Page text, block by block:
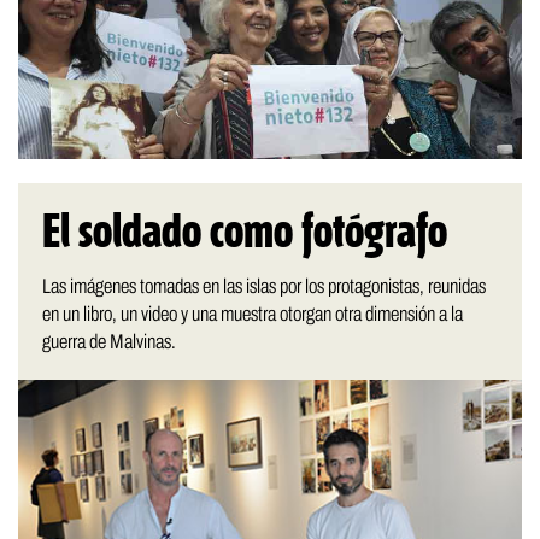
El soldado como fotógrafo
Las imágenes tomadas en las islas por los protagonistas, reunidas
en un libro, un video y una muestra otorgan otra dimensión a la
guerra de Malvinas.